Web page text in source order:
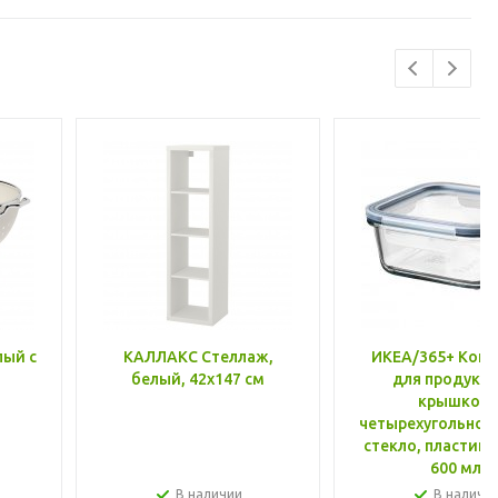
с
КАЛЛАКС Стеллаж,
белый, 42x147 см
В наличии
ИКЕА/365+
для
крышкой,
стекло, пластик
600 мл
В